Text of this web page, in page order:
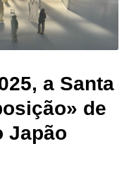
a Santa
de
Japão